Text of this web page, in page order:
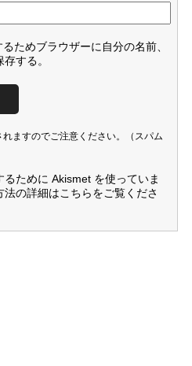
ためブラウザーに自分の名前、
する。
ますのでご注意ください。（スパム
ために Akismet を使っていま
の詳細はこちらをご覧くださ